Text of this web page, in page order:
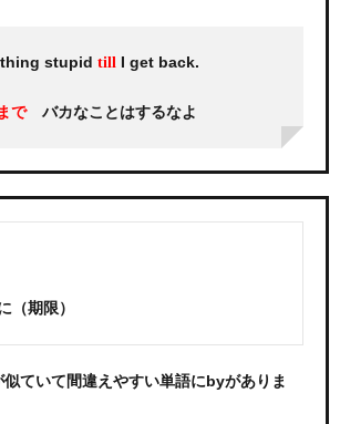
stupid till I get back.
でバカなことはするなよ
（期限）
ていて間違えやすい単語にbyがありま